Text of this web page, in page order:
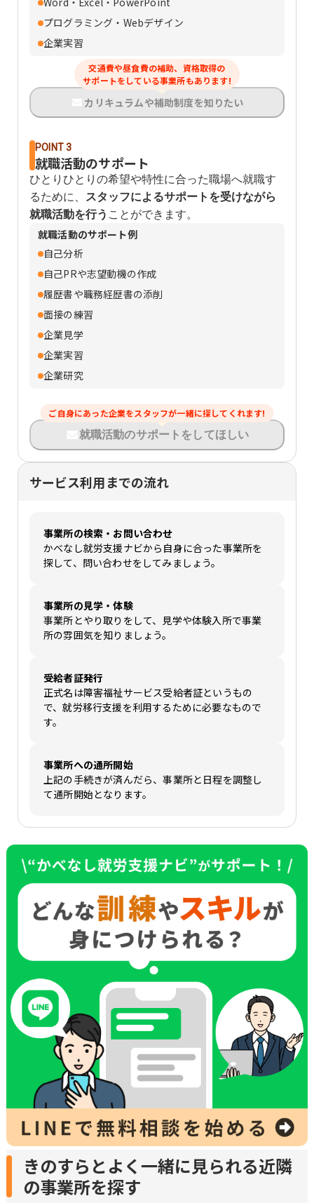
プログラミング・Webデザイン
企業実習
交通費や昼食費の補助、資格取得の
サポートをしている事業所もあります!
カリキュラムや補助制度を知りたい
POINT 3
就職活動のサポート
ひとりひとりの希望や特性に合った職場へ就職す
るために、 スタッフによるサポートを受けながら
就職活動を行う ことができます。
就職活動のサポート例
自己分析
自己PRや志望動機の作成
履歴書や職務経歴書の添削
面接の練習
企業見学
企業実習
企業研究
ご自身にあった企業をスタッフが一緒に探してくれます!
就職活動のサポートをしてほしい
サービス利用までの流れ
事業所の検索・お問い合わせ
かべなし就労支援ナビから自身に合った事業所を
探して、問い合わせをしてみましょう。
事業所の見学・体験
事業所とやり取りをして、見学や体験入所で事業
所の雰囲気を知りましょう。
受給者証発行
正式名は障害福祉サービス受給者証というもの
で、就労移行支援を利用するために必要なもので
す。
事業所への通所開始
上記の手続きが済んだら、事業所と日程を調整し
て通所開始となります。
きのすらとよく一緒に見られる近隣
の事業所を探す